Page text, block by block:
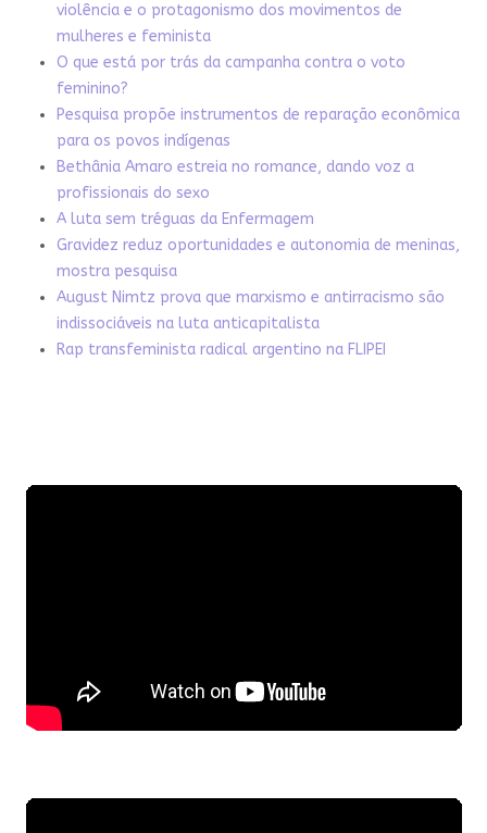
violência e o protagonismo dos movimentos de
mulheres e feminista
O que está por trás da campanha contra o voto
feminino?
Pesquisa propõe instrumentos de reparação econômica
para os povos indígenas
Bethânia Amaro estreia no romance, dando voz a
profissionais do sexo
A luta sem tréguas da Enfermagem
Gravidez reduz oportunidades e autonomia de meninas,
mostra pesquisa
August Nimtz prova que marxismo e antirracismo são
indissociáveis na luta anticapitalista
Rap transfeminista radical argentino na FLIPEI